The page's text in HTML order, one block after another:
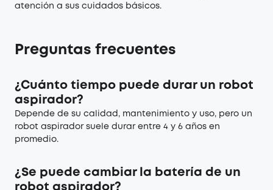
atención a sus cuidados básicos.
Preguntas frecuentes
¿Cuánto tiempo puede durar un robot
aspirador?
Depende de su calidad, mantenimiento y uso, pero un
robot aspirador suele durar entre 4 y 6 años en
promedio.
¿Se puede cambiar la batería de un
robot aspirador?